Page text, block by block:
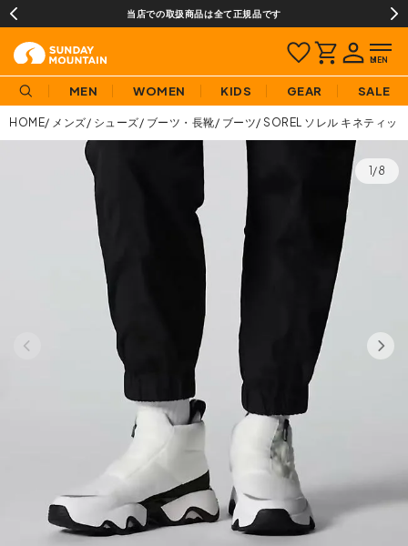
当店での取扱商品は全て正規品です
MEN WOMEN KIDS GEAR SALE
HOME メンズ シューズ ブーツ・長靴 ブーツ SOREL ソレル キネティッ
1/8